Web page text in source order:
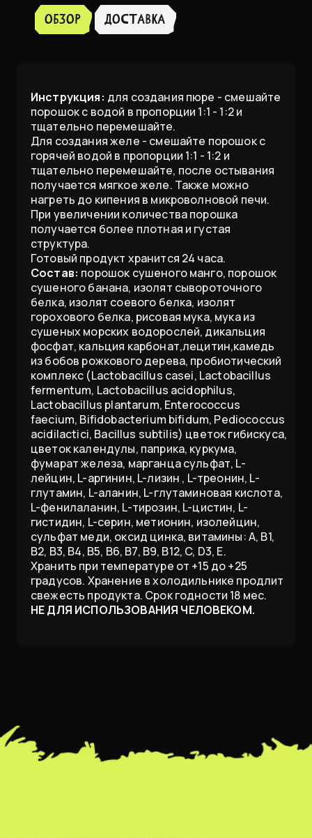
Обзор доставка
Инструкция: для создания пюре - смешайте
порошок с водой в пропорции 1:1 - 1:2 и
тщательно перемешайте.
Для создания желе - смешайте порошок с
горячей водой в пропорции 1:1 - 1:2 и
тщательно перемешайте, после остывания
получается мягкое желе. Также можно
нагреть до кипения в микроволновой печи.
При увеличении количества порошка
получается более плотная и густая
структура.
Готовый продукт хранится 24 часа.
Состав: порошок сушеного манго, порошок
сушеного банана, изолят сывороточного
белка, изолят соевого белка, изолят
горохового белка, рисовая мука, мука из
сушеных морских водорослей, дикальция
фосфат, кальция карбонат,лецитин,камедь
из бобов рожкового дерева, пробиотический
комплекс (Lactobacillus casei, Lactobacillus
fermentum, Lactobacillus acidophilus,
Lactobacillus plantarum, Enterococcus
faecium, Bifidobacterium bifidum, Pediococcus
acidilactici, Bacillus subtilis) цветок гибискуса,
цветок календулы, паприка, куркума,
фумарат железа, марганца сульфат, L-
лейцин, L-аргинин, L-лизин , L-треонин, L-
глутамин, L-аланин, L-глутаминовая кислота,
L-фенилаланин, L-тирозин, L-цистин, L-
гистидин, L-серин, метионин, изолейцин,
сульфат меди, оксид цинка, витамины: А, В1,
В2, В3, В4, В5, В6, В7, B9, B12, C, D3, Е.
Хранить при температуре от +15 до +25
градусов. Хранение в холодильнике продлит
свежесть продукта. Срок годности 18 мес.
НЕ ДЛЯ ИСПОЛЬЗОВАНИЯ ЧЕЛОВЕКОМ.